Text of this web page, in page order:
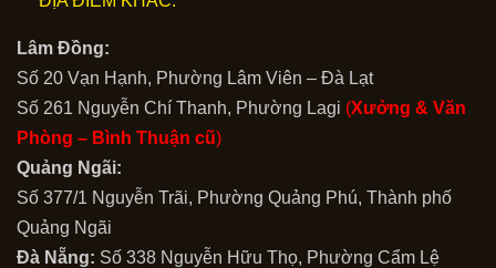
Lâm Đồng:
Số 20 Vạn Hạnh, Phường Lâm Viên – Đà Lạt
Số 261 Nguyễn Chí Thanh, Phường Lagi (Xưởng & Văn
Phòng – Bình Thuận cũ)
Quảng Ngãi:
Số 377/1 Nguyễn Trãi, Phường Quảng Phú, Thành phố
Quảng Ngãi
Đà Nẵng: Số 338 Nguyễn Hữu Thọ, Phường Cẩm Lệ